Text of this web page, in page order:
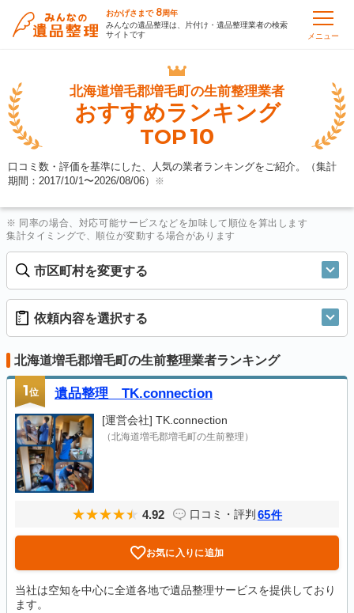
おかげさまで 8周年
みんなの遺品整理は、片付け・遺品整理業者の検索
サイトです
メニュー
北海道増毛郡増毛町の生前整理業者
おすすめランキング
TOP10
口コミ数・評価を基準にした、人気の業者ランキングをご紹介。（集計
期間：2017/10/1〜2026/08/06） ※
※ 同率の場合、対応可能サービスなどを加味して順位を算出します
集計タイミングで、順位が変動する場合があります
市区町村を変更する
依頼内容を選択する
北海道増毛郡増毛町の生前整理業者ランキング
1位 遺品整理 TK.connection
[運営会社] TK.connection
（北海道増毛郡増毛町の生前整理）
4.92 口コミ・評判 65件
お気に入りに追加
当社は空知を中心に全道各地で遺品整理サービスを提供しており
ます。